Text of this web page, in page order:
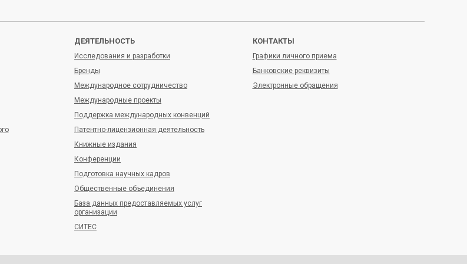
директора по общим вопросам
Александр Павлович с 14.00 до 17.00
Илона Генриховна
ежедневно
по кадрам
ДЕЯТЕЛЬНОСТЬ
Исследования и разработки
Бренды
Международное сотрудничество
Международные проекты
Поддержка международных конвенций
Патентно-лицензионная деятельность
Книжные издания
Конференции
Подготовка научных кадров
Общественные объединения
База данных предоставляемых услуг
организации
СИТЕС
КОНТАКТЫ
Графики личного приема
Банковские реквизиты
Электронные обращения